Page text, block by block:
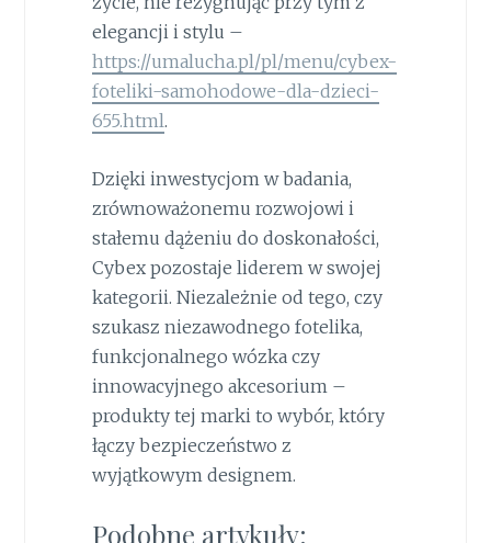
elegancji i stylu –
https://umalucha.pl/pl/menu/cybex-
foteliki-samohodowe-dla-dzieci-
655.html.
Dzięki inwestycjom w badania,
zrównoważonemu rozwojowi i
stałemu dążeniu do doskonałości,
Cybex pozostaje liderem w swojej
kategorii. Niezależnie od tego, czy
szukasz niezawodnego fotelika,
funkcjonalnego wózka czy
innowacyjnego akcesorium –
produkty tej marki to wybór, który
łączy bezpieczeństwo z
wyjątkowym designem.
Podobne artykuły: